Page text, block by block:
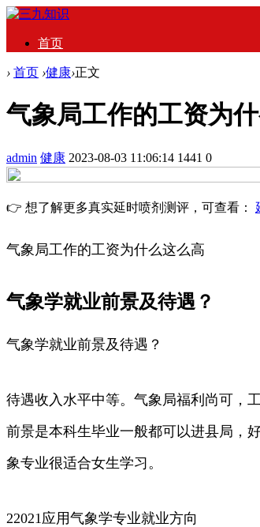
首页
› 首页 ›健康›正文
气象局工作的工资为
admin 健康 2023-08-03 11:06:14 1441 0
👉 想了解更多真实延时喷剂测评，可查看：
气象局工作的工资为什么这么高
气象学就业前景及待遇？
气象学就业前景及待遇？
待遇收入水平中等。气象局福利尚可，
前景是本科生毕业一般都可以进县局，
象专业很适合女生学习。
22021应用气象学专业就业方向